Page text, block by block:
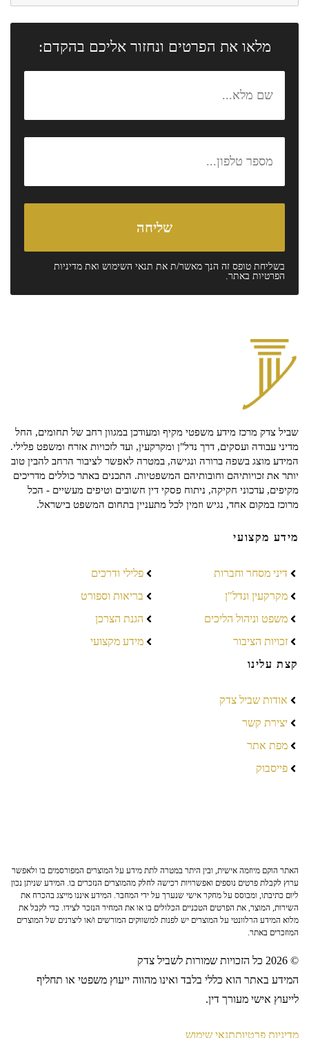
מלאו את הפרטים ונחזור אליכם בהקדם:
בשליחת טופס זה הנך מאשר/ת את תנאי השימוש ואת מדיניות
הפרטיות באתר.
שביל צדק מרכז מידע משפטי מקיף ומעודכן במגוון רחב של תחומים, החל
מדיני עבודה ועסקים, דרך נדל"ן ומקרקעין, ועד לזכויות אזרח ומשפט פלילי.
המידע מוצג בשפה ברורה ונגישה, במטרה לאפשר לציבור הרחב להבין טוב
יותר את זכויותיהם וחובותיהם המשפטיות. התכנים באתר כוללים מדריכים
מקיפים, עדכוני חקיקה, ניתוח פסקי דין חשובים וטיפים מעשיים - הכל
מרוכז במקום אחד, נגיש וזמין לכל מתעניין בתחום המשפט בישראל.
מידע מקצועי
דיני מסחר וחברות
מקרקעין ונדל"ן
משפט וניהול הליכים
זכויות הציבור
פלילי ודרכים
בריאות וספורט
הגנת הצרכן
מידע מקצועי
קצת עלינו
אודות שביל צדק
יצירת קשר
מפת אתר
פייסבוק
האתר הוקם מיוזמה אישית, ובין היתר במטרה לתת מידע על המוצרים המפורסמים בו ולאפשר
ערוץ לקבלת פרטים נוספים ואפשרויות רכישה לחלק מהמוצרים הנזכרים בו. המידע שניתן נכון
ליום כתיבתו, ומבוסס על מחקר אישי שנערך על ידי המחבר. המידע איננו מייצג בהכרח את
השירות, המוצר, את הפרטים הטכניים הכלולים בו או את המחיר הנזכר לצידו. כדי לקבל את
מלוא המידע הרלוונטי על המוצרים יש לפנות למשווקים המורשים ו/או ליצרנים של המוצרים
המוזכרים באתר.
© 2026 כל הזכויות שמורות לשביל צדק
המידע באתר הוא כללי בלבד ואינו מהווה ייעוץ משפטי או תחליף
לייעוץ אישי מעורך דין.
מדיניות פרטיותתנאי שימוש